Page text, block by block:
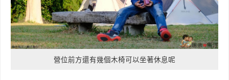
營位前方還有幾個木椅可以坐著休息呢